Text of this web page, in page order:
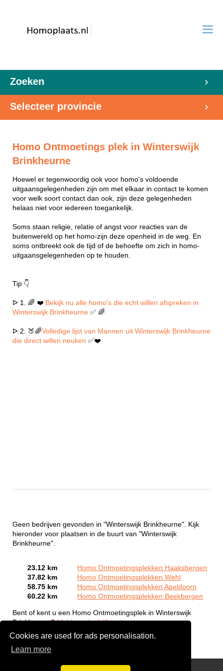
Cookies are used for ads personalisation.
Learn more
Zoeken
Selecteer provincie
Homo Ontmoetings plek in Winterswijk
Brinkheurne
Hoewel er tegenwoordig ook voor homo's voldoende
uitgaansgelegenheden zijn om met elkaar in contact te komen
voor welk soort contact dan ook, zijn deze gelegenheden
helaas niet voor iedereen toegankelijk.
Soms staan religie, relatie of angst voor reacties van de
buitenwereld op het homo-zijn deze openheid in de weg. En
soms ontbreekt ook de tijd of de behoefte om zich in homo-
uitgaansgelegenheden op te houden.
Tip 👇
ᐅ 1. 🌈 ❤️ Bekijk nu alle homo's die echt willen afspreken in
Winterswijk Brinkheurne ✅ 🌈
ᐅ 2. 🍑🌈Volledige lijst van Mannen uit Winterswijk Brinkheurne
die direct willen neuken ✅❤️
Geen bedrijven gevonden in "Winterswijk Brinkheurne". Kijk
hieronder voor plaatsen in de buurt van "Winterswijk
Brinkheurne".
23.12 km
Homo Ontmoetingsplekken Haaksbergen
37.82 km
Homo Ontmoetingsplekken Wehl
58.75 km
Homo Ontmoetingsplekken Apeldoorn
60.22 km
Homo Ontmoetingsplekken Beekbergen
Bent of kent u een Homo Ontmoetingsplek in Winterswijk
Brinkheurne?Meld een bedrijf gratis aan